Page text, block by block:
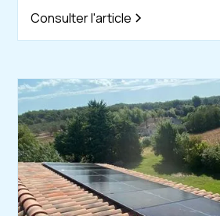
Consulter l'article